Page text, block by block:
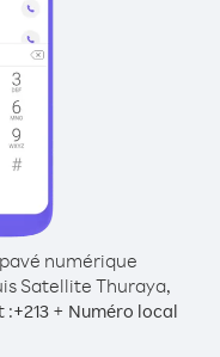
numérique
Satellite Thuraya,
:+213 + Numéro local